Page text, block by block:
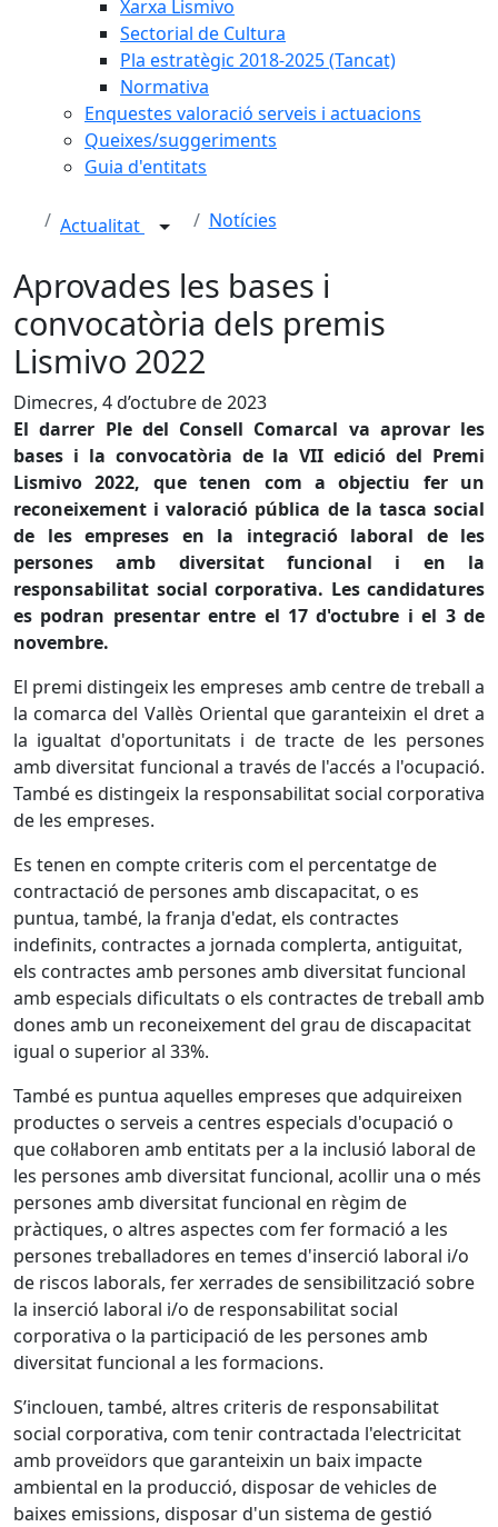
Xarxa Lismivo
Sectorial de Cultura
Pla estratègic 2018-2025 (Tancat)
Normativa
Enquestes valoració serveis i actuacions
Queixes/suggeriments
Guia d'entitats
Actualitat Notícies
Aprovades les bases i
convocatòria dels premis
Lismivo 2022
Dimecres, 4 d’octubre de 2023
El darrer Ple del Consell Comarcal va aprovar les
bases i la convocatòria de la VII edició del Premi
Lismivo 2022, que tenen com a objectiu fer un
reconeixement i valoració pública de la tasca social
de les empreses en la integració laboral de les
persones amb diversitat funcional i en la
responsabilitat social corporativa. Les candidatures
es podran presentar entre el 17 d'octubre i el 3 de
novembre.
El premi distingeix les empreses amb centre de treball a
la comarca del Vallès Oriental que garanteixin el dret a
la igualtat d'oportunitats i de tracte de les persones
amb diversitat funcional a través de l'accés a l'ocupació.
També es distingeix la responsabilitat social corporativa
de les empreses.
Es tenen en compte criteris com el percentatge de
contractació de persones amb discapacitat, o es
puntua, també, la franja d'edat, els contractes
indefinits, contractes a jornada complerta, antiguitat,
els contractes amb persones amb diversitat funcional
amb especials dificultats o els contractes de treball amb
dones amb un reconeixement del grau de discapacitat
igual o superior al 33%.
També es puntua aquelles empreses que adquireixen
productes o serveis a centres especials d'ocupació o
que col·laboren amb entitats per a la inclusió laboral de
les persones amb diversitat funcional, acollir una o més
persones amb diversitat funcional en règim de
pràctiques, o altres aspectes com fer formació a les
persones treballadores en temes d'inserció laboral i/o
de riscos laborals, fer xerrades de sensibilització sobre
la inserció laboral i/o de responsabilitat social
corporativa o la participació de les persones amb
diversitat funcional a les formacions.
S’inclouen, també, altres criteris de responsabilitat
social corporativa, com tenir contractada l'electricitat
amb proveïdors que garanteixin un baix impacte
ambiental en la producció, disposar de vehicles de
baixes emissions, disposar d'un sistema de gestió